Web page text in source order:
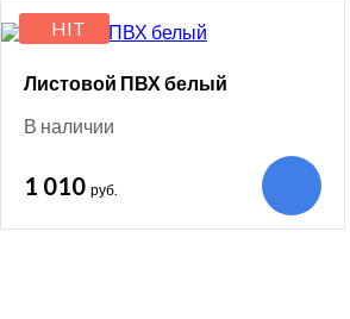
HIT
Листовой ПВХ белый
В наличии
1 010 руб.